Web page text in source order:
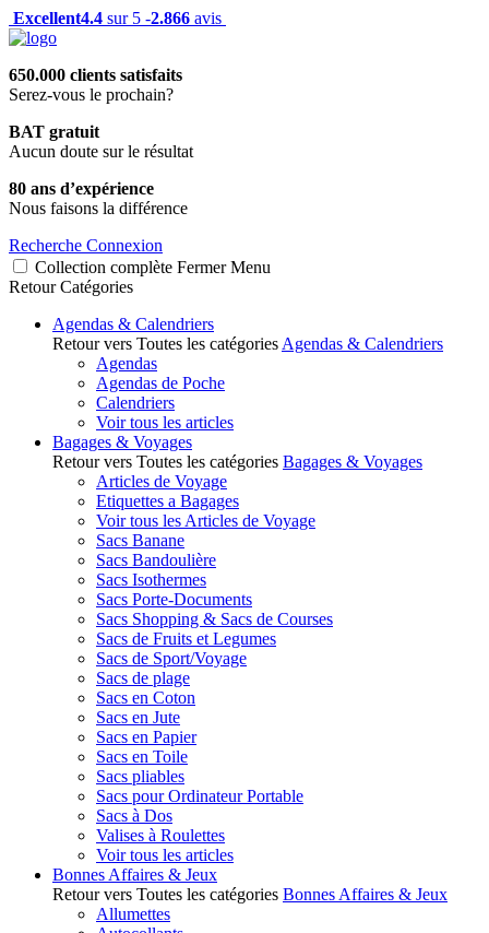
Excellent4.4 sur 5 -2.866 avis
650.000 clients satisfaits
Serez-vous le prochain?
BAT gratuit
Aucun doute sur le résultat
80 ans d’expérience
Nous faisons la différence
Recherche Connexion
Collection complète Fermer Menu
Retour Catégories
Agendas & Calendriers
Retour vers Toutes les catégories Agendas & Calendriers
Agendas
Agendas de Poche
Calendriers
Voir tous les articles
Bagages & Voyages
Retour vers Toutes les catégories Bagages & Voyages
Articles de Voyage
Etiquettes a Bagages
Voir tous les Articles de Voyage
Sacs Banane
Sacs Bandoulière
Sacs Isothermes
Sacs Porte-Documents
Sacs Shopping & Sacs de Courses
Sacs de Fruits et Legumes
Sacs de Sport/Voyage
Sacs de plage
Sacs en Coton
Sacs en Jute
Sacs en Papier
Sacs en Toile
Sacs pliables
Sacs pour Ordinateur Portable
Sacs à Dos
Valises à Roulettes
Voir tous les articles
Bonnes Affaires & Jeux
Retour vers Toutes les catégories Bonnes Affaires & Jeux
Allumettes